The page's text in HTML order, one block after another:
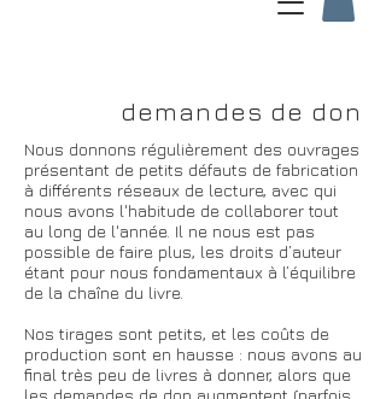
demandes de don
Nous donnons régulièrement des ouvrages
présentant de petits défauts de fabrication
à différents réseaux de lecture, avec qui
nous avons l'habitude de collaborer tout
au long de l'année. Il ne nous est pas
possible de faire plus, les droits d’auteur
étant pour nous fondamentaux à l’équilibre
de la chaîne du livre.
Nos tirages sont petits, et les coûts de
production sont en hausse : nous avons au
final très peu de livres à donner, alors que
les demandes de don augmentent (parfois